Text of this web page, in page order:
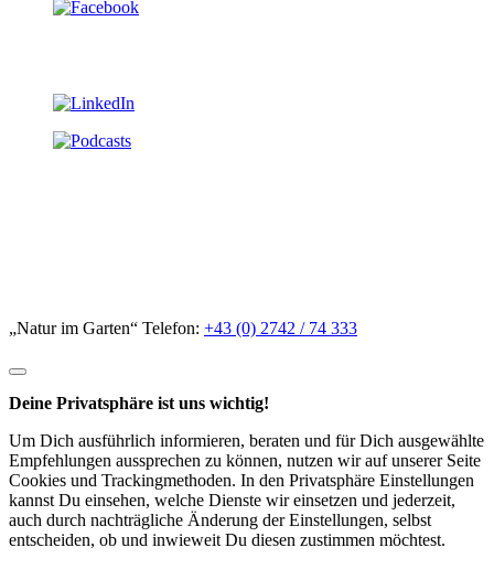
„Natur im Garten“ Telefon: +43 (0) 2742 / 74 333
Deine Privatsphäre ist uns wichtig!
Um Dich ausführlich informieren, beraten und für Dich ausgewählte
Empfehlungen aussprechen zu können, nutzen wir auf unserer Seite
Cookies und Trackingmethoden. In den Privatsphäre Einstellungen
kannst Du einsehen, welche Dienste wir einsetzen und jederzeit,
auch durch nachträgliche Änderung der Einstellungen, selbst
entscheiden, ob und inwieweit Du diesen zustimmen möchtest.